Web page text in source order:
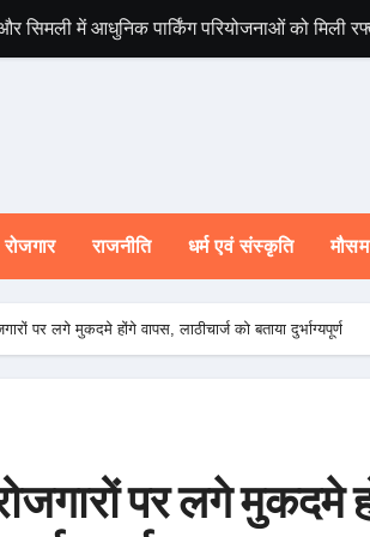
सिमली में आधुनिक पार्किंग परियोजनाओं को मिली
एवं निर्माण कार्यों के लिए ₹ 5 करोड़ की वित्तीय
तरह प्रतिबद्ध, योजनाओं का लाभ बिना किसी
के समयबद्ध एवं गुणवत्तापूर्ण निस्तारण के दिए
रोजगार राजनीति धर्म एवं संस्कृति मौसम
पर लगे मुकदमे होंगे वापस, लाठीचार्ज को बताया दुर्भाग्यपूर्ण
पर लगे मुकदमे